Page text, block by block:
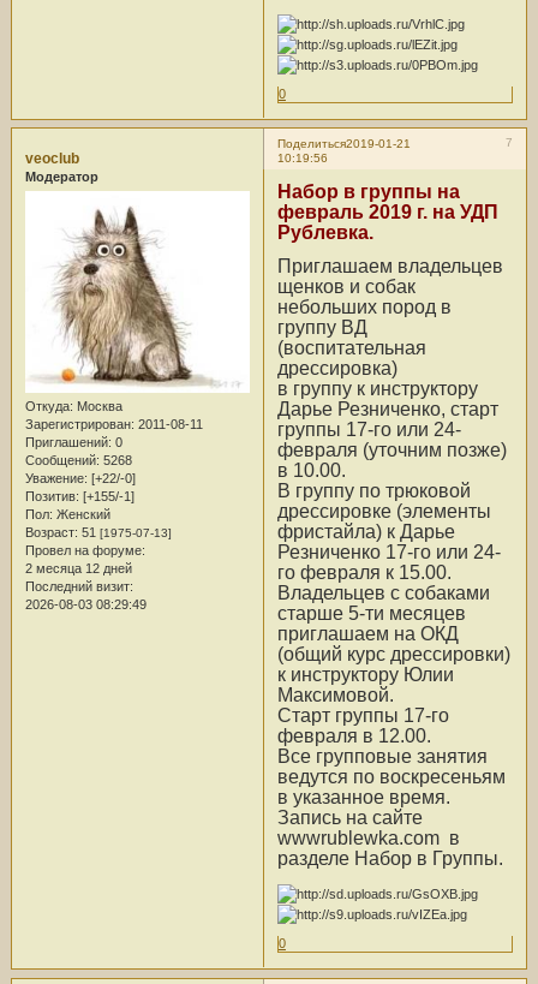
0
Поделиться 7
2019-01-21
10:19:56
veoclub
Модератор
Откуда: Москва
Зарегистрирован: 2011-08-11
Приглашений: 0
Сообщений: 5268
Уважение: [+22/-0]
Позитив: [+155/-1]
Пол: Женский
Возраст: 51 [1975-07-13]
Провел на форуме:
2 месяца 12 дней
Последний визит:
2026-08-03 08:29:49
Набор в группы на
февраль 2019 г. на УДП
Рублевка.
Приглашаем владельцев
щенков и собак
небольших пород в
группу ВД
(воспитательная
дрессировка)
в группу к инструктору
Дарье Резниченко, старт
группы 17-го или 24-
февраля (уточним позже)
в 10.00.
В группу по трюковой
дрессировке (элементы
фристайла) к Дарье
Резниченко 17-го или 24-
го февраля к 15.00.
Владельцев с собаками
старше 5-ти месяцев
приглашаем на ОКД
(общий курс дрессировки)
к инструктору Юлии
Максимовой.
Старт группы 17-го
февраля в 12.00.
Все групповые занятия
ведутся по воскресеньям
в указанное время.
Запись на сайте
wwwrublewka.com в
разделе Набор в Группы.
0